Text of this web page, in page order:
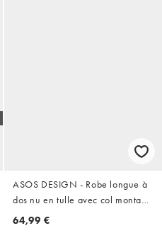
ASOS DESIGN - Robe longue à
dos nu en tulle avec col montant
et godets contrastants - Citron
64,99 €